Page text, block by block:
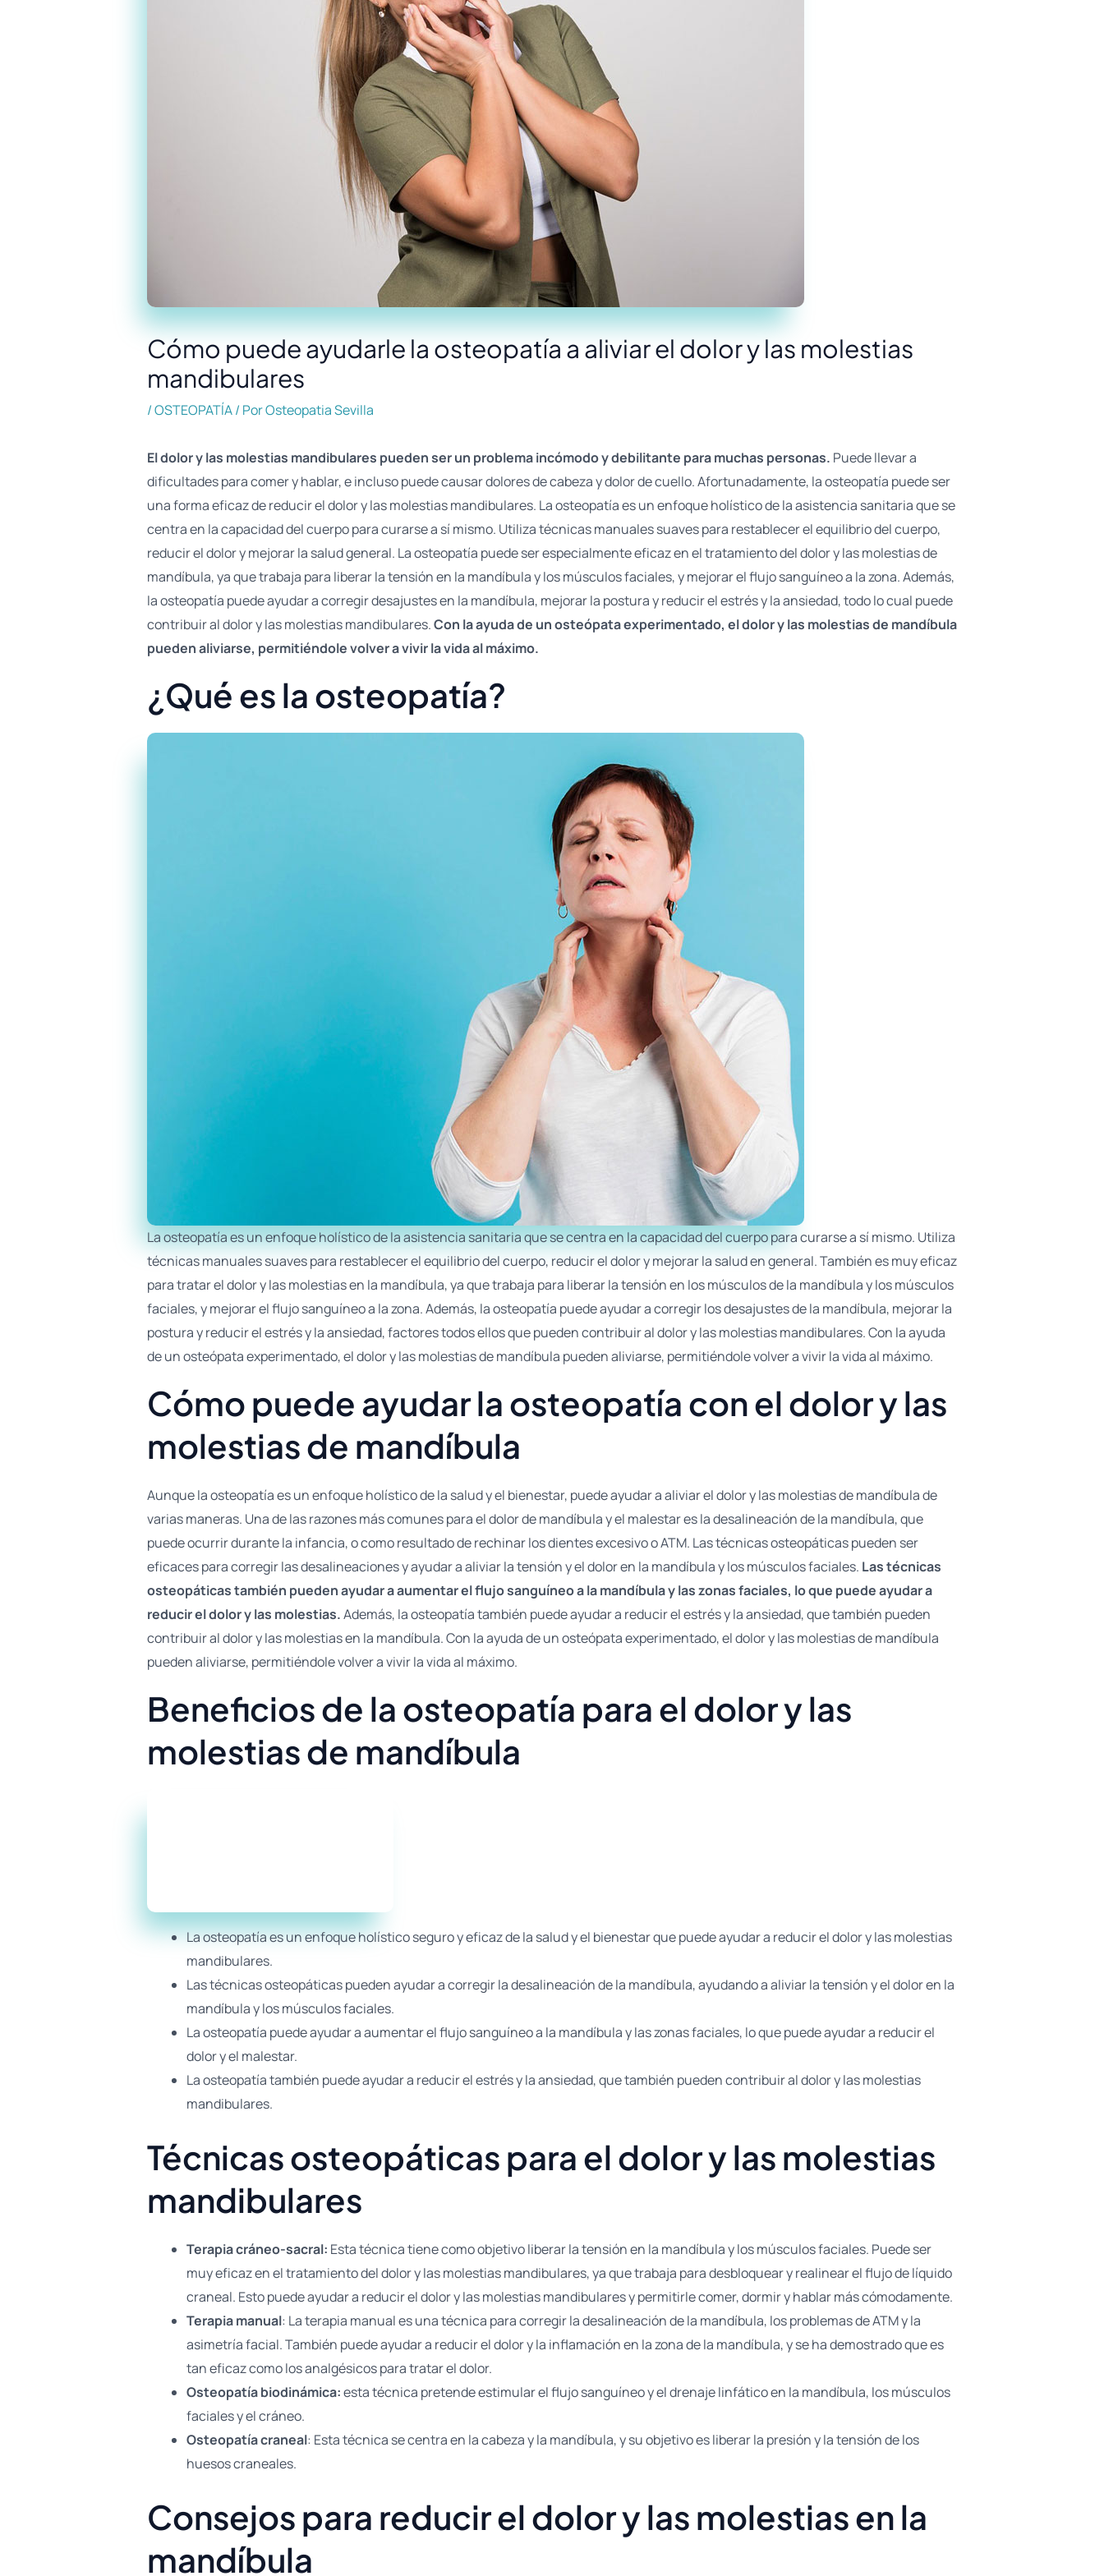
Cómo puede ayudarle la osteopatía a aliviar el dolor y las molestias
mandibulares
/OSTEOPATÍA/ PorOsteopatia Sevilla
El dolor y las molestias mandibulares pueden ser un problema incómodo y debilitante para muchas personas. Puede llevar a
dificultades para comer y hablar, e incluso puede causar dolores de cabeza y dolor de cuello. Afortunadamente, la osteopatía puede ser
una forma eficaz de reducir el dolor y las molestias mandibulares. La osteopatía es un enfoque holístico de la asistencia sanitaria que se
centra en la capacidad del cuerpo para curarse a sí mismo. Utiliza técnicas manuales suaves para restablecer el equilibrio del cuerpo,
reducir el dolor y mejorar la salud general. La osteopatía puede ser especialmente eficaz en el tratamiento del dolor y las molestias de
mandíbula, ya que trabaja para liberar la tensión en la mandíbula y los músculos faciales, y mejorar el flujo sanguíneo a la zona. Además,
la osteopatía puede ayudar a corregir desajustes en la mandíbula, mejorar la postura y reducir el estrés y la ansiedad, todo lo cual puede
contribuir al dolor y las molestias mandibulares.Con la ayuda de un osteópata experimentado, el dolor y las molestias de mandíbula
pueden aliviarse, permitiéndole volver a vivir la vida al máximo.
¿Qué es la osteopatía?
La osteopatía es un enfoque holístico de la asistencia sanitaria que se centra en la capacidad del cuerpo para curarse a sí mismo. Utiliza
técnicas manuales suaves para restablecer el equilibrio del cuerpo, reducir el dolor y mejorar la salud en general. También es muy eficaz
para tratar el dolor y las molestias en la mandíbula, ya que trabaja para liberar la tensión en los músculos de la mandíbula y los músculos
faciales, y mejorar el flujo sanguíneo a la zona. Además, la osteopatía puede ayudar a corregir los desajustes de la mandíbula, mejorar la
postura y reducir el estrés y la ansiedad, factores todos ellos que pueden contribuir al dolor y las molestias mandibulares. Con la ayuda
de un osteópata experimentado, el dolor y las molestias de mandíbula pueden aliviarse, permitiéndole volver a vivir la vida al máximo.
Cómo puede ayudar la osteopatía con el dolor y las
molestias de mandíbula
Aunque la osteopatía es un enfoque holístico de la salud y el bienestar, puede ayudar a aliviar el dolor y las molestias de mandíbula de
varias maneras. Una de las razones más comunes para el dolor de mandíbula y el malestar es la desalineación de la mandíbula, que
puede ocurrir durante la infancia, o como resultado de rechinar los dientes excesivo o ATM. Las técnicas osteopáticas pueden ser
eficaces para corregir las desalineaciones y ayudar a aliviar la tensión y el dolor en la mandíbula y los músculos faciales. Las técnicas
osteopáticas también pueden ayudar a aumentar el flujo sanguíneo a la mandíbula y las zonas faciales, lo que puede ayudar a
reducir el dolor y las molestias.Además, la osteopatía también puede ayudar a reducir el estrés y la ansiedad, que también pueden
contribuir al dolor y las molestias en la mandíbula. Con la ayuda de un osteópata experimentado, el dolor y las molestias de mandíbula
pueden aliviarse, permitiéndole volver a vivir la vida al máximo.
Beneficios de la osteopatía para el dolor y las
molestias de mandíbula
La osteopatía es un enfoque holístico seguro y eficaz de la salud y el bienestar que puede ayudar a reducir el dolor y las molestias
mandibulares.
Las técnicas osteopáticas pueden ayudar a corregir la desalineación de la mandíbula, ayudando a aliviar la tensión y el dolor en la
mandíbula y los músculos faciales.
La osteopatía puede ayudar a aumentar el flujo sanguíneo a la mandíbula y las zonas faciales, lo que puede ayudar a reducir el
dolor y el malestar.
La osteopatía también puede ayudar a reducir el estrés y la ansiedad, que también pueden contribuir al dolor y las molestias
mandibulares.
Técnicas osteopáticas para el dolor y las molestias
mandibulares
Terapia cráneo-sacral: Esta técnica tiene como objetivo liberar la tensión en la mandíbula y los músculos faciales. Puede ser
muy eficaz en el tratamiento del dolor y las molestias mandibulares, ya que trabaja para desbloquear y realinear el flujo de líquido
craneal. Esto puede ayudar a reducir el dolor y las molestias mandibulares y permitirle comer, dormir y hablar más cómodamente.
Terapia manual: La terapia manual es una técnica para corregir la desalineación de la mandíbula, los problemas de ATM y la
asimetría facial. También puede ayudar a reducir el dolor y la inflamación en la zona de la mandíbula, y se ha demostrado que es
tan eficaz como los analgésicos para tratar el dolor.
Osteopatía biodinámica:esta técnica pretende estimular el flujo sanguíneo y el drenaje linfático en la mandíbula, los músculos
faciales y el cráneo.
Osteopatía craneal: Esta técnica se centra en la cabeza y la mandíbula, y su objetivo es liberar la presión y la tensión de los
huesos craneales.
Consejos para reducir el dolor y las molestias en la
mandíbula